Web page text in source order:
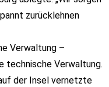
zurücklehnen
Verwaltung –
technische Verwaltung.
der Insel vernetzte